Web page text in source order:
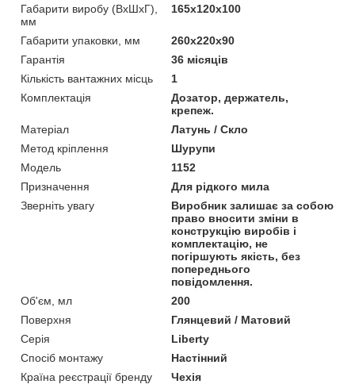
Габарити виробу (ВхШхГ),
мм
165х120х100
Габарити упаковки, мм
260х220х90
Гарантія
36 місяців
Кількість вантажних місць
1
Комплектація
Дозатор, держатель,
крепеж.
Матеріал
Латунь / Скло
Метод кріплення
Шурупи
Модель
1152
Призначення
Для рідкого мила
Зверніть увагу
Виробник залишає за собою
право вносити зміни в
конструкцію виробів і
комплектацію, не
погіршують якість, без
попереднього
повідомлення.
Об'єм, мл
200
Поверхня
Глянцевий / Матовий
Серія
Liberty
Спосіб монтажу
Настінний
Країна реєстрації бренду
Чехія